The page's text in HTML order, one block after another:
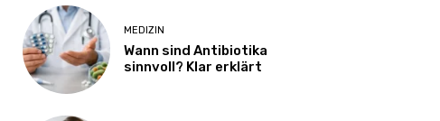
MEDIZIN
Wann sind Antibiotika
sinnvoll? Klar erklärt